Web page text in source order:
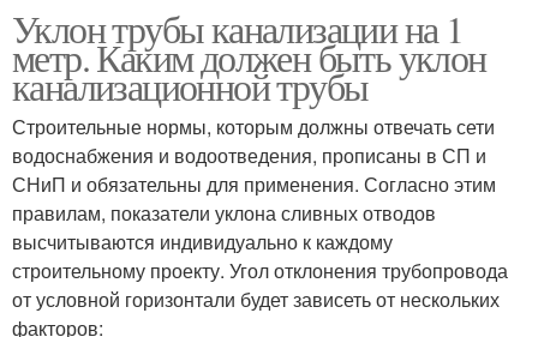
Уклон трубы канализации на 1
метр. Каким должен быть уклон
канализационной трубы
Строительные нормы, которым должны отвечать сети
водоснабжения и водоотведения, прописаны в СП и
СНиП и обязательны для применения. Согласно этим
правилам, показатели уклона сливных отводов
высчитываются индивидуально к каждому
строительному проекту. Угол отклонения трубопровода
от условной горизонтали будет зависеть от нескольких
факторов: